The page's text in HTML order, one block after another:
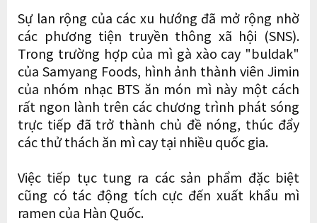
Sự lan rộng của các xu hướng đã mở rộng nhờ
các phương tiện truyền thông xã hội (SNS).
Trong trường hợp của mì gà xào cay "buldak"
của Samyang Foods, hình ảnh thành viên Jimin
của nhóm nhạc BTS ăn món mì này một cách
rất ngon lành trên các chương trình phát sóng
trực tiếp đã trở thành chủ đề nóng, thúc đẩy
các thử thách ăn mì cay tại nhiều quốc gia.
Việc tiếp tục tung ra các sản phẩm đặc biệt
cũng có tác động tích cực đến xuất khẩu mì
ramen của Hàn Quốc.